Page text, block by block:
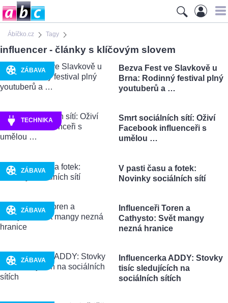
Ábíčko.cz Tagy
influencer - články s klíčovým slovem
ZÁBAVA
Bezva Fest ve Slavkově u
Brna: Rodinný festival plný
youtuberů a …
TECHNIKA
Smrt sociálních sítí: Oživí
Facebook influenceři s
umělou …
ZÁBAVA
V pasti času a fotek:
Novinky sociálních sítí
ZÁBAVA
Influenceři Toren a
Cathysto: Svět mangy
nezná hranice
ZÁBAVA
Influencerka ADDY: Stovky
tisíc sledujících na
sociálních sítích